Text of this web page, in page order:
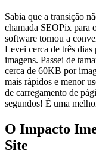
Sabia que a transição
chamada SEOPix para
software tornou a
Levei cerca de três
imagens. Passei de
cerca de 60KB por
mais rápidos e menor
de carregamento de
segundos! É uma
O Impacto
Site